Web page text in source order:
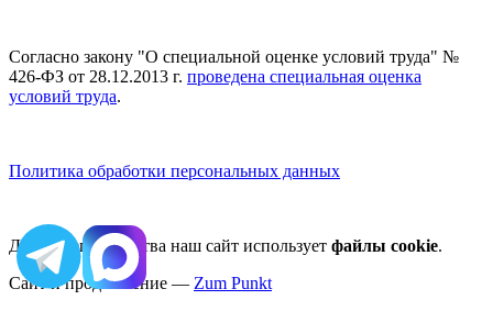
Согласно закону "О специальной оценке условий труда" №
426-ФЗ от 28.12.2013 г. проведена специальная оценка
условий труда.
Политика обработки персональных данных
Для вашего удобства наш сайт использует файлы cookie.
Сайт и продвижение — Zum Punkt